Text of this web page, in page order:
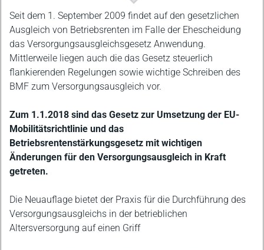
Beschreibung
Seit dem 1. September 2009 findet auf den gesetzlichen
Ausgleich von Betriebsrenten im Falle der Ehescheidung
das Versorgungsausgleichsgesetz Anwendung.
Mittlerweile liegen auch die das Gesetz steuerlich
flankierenden Regelungen sowie wichtige Schreiben des
BMF zum Versorgungsausgleich vor.
Zum 1.1.2018 sind das Gesetz zur Umsetzung der EU-
Mobilitätsrichtlinie und das
Betriebsrentenstärkungsgesetz mit wichtigen
Änderungen für den Versorgungsausgleich in Kraft
getreten.
Die Neuauflage bietet der Praxis für die Durchführung des
Versorgungsausgleichs in der betrieblichen
Altersversorgung auf einen Griff